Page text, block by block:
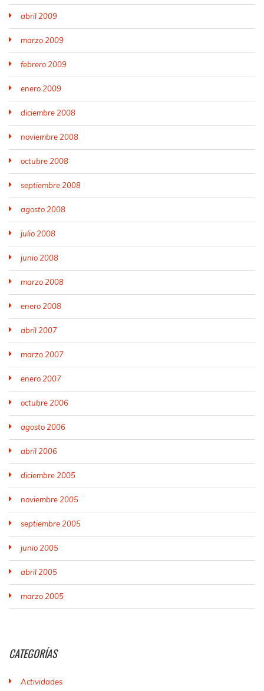
abril 2009
marzo 2009
febrero 2009
enero 2009
diciembre 2008
noviembre 2008
octubre 2008
septiembre 2008
agosto 2008
julio 2008
junio 2008
marzo 2008
enero 2008
abril 2007
marzo 2007
enero 2007
octubre 2006
agosto 2006
abril 2006
diciembre 2005
noviembre 2005
septiembre 2005
junio 2005
abril 2005
marzo 2005
CATEGORÍAS
Actividades